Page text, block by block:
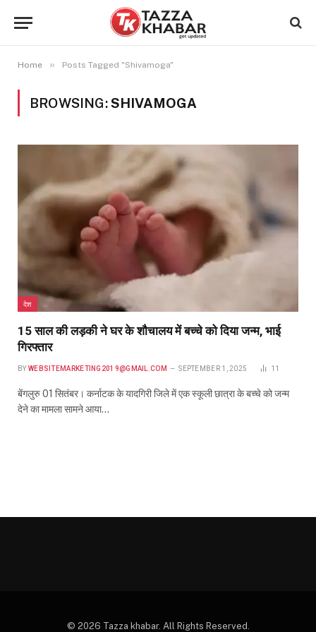
Home » Posts Tagged "Shivamoga"
BROWSING:SHIVAMOGA
देश
15 साल की लड़की ने घर के शौचालय में बच्चे को दिया जन्म, भाई
गिरफ्तार
BY WEBSITEMARKETING2019@GMAIL.COM SEPTEMBER 1, 2025 11
बेंगलुरु 01 सितंबर। कर्नाटक के यादगिरी जिले में एक स्कूली छात्रा के बच्चे को जन्म
देने का मामला सामने आया…
© 2026 Tazza khabar. All Rights Reserved.